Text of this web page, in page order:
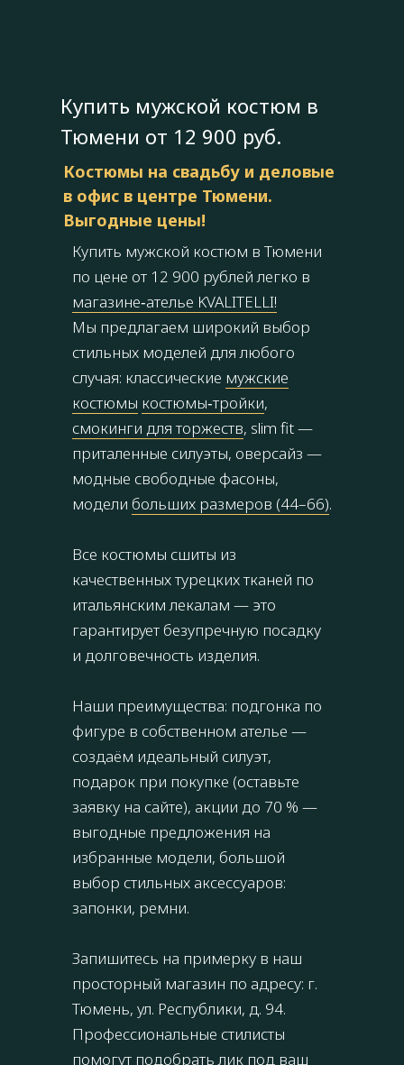
Купить мужской костюм в
Тюмени от 12 900 руб.
Купить мужской костюм в Тюмени
по цене от 12 900 рублей легко в
магазине‑ателье KVALITELLI!
Мы предлагаем широкий выбор
стильных моделей для любого
случая: классические мужские
костюмы костюмы‑тройки,
смокинги для торжеств, slim fit —
приталенные силуэты, оверсайз —
модные свободные фасоны,
модели больших размеров (44–66).
Все костюмы сшиты из
качественных турецких тканей по
итальянским лекалам — это
гарантирует безупречную посадку
и долговечность изделия.
Наши преимущества: подгонка по
фигуре в собственном ателье —
создаём идеальный силуэт,
подарок при покупке (оставьте
заявку на сайте), акции до 70 % —
выгодные предложения на
избранные модели, большой
выбор стильных аксессуаров:
запонки, ремни.
Запишитесь на примерку в наш
просторный магазин по адресу: г.
Тюмень, ул. Республики, д. 94.
Профессиональные стилисты
помогут подобрать лик под ваш
Костюмы на свадьбу и деловые
в офис в центре Тюмени.
Выгодные цены!